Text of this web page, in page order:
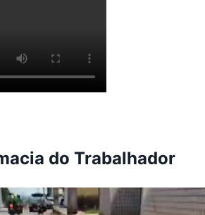
do Trabalhador